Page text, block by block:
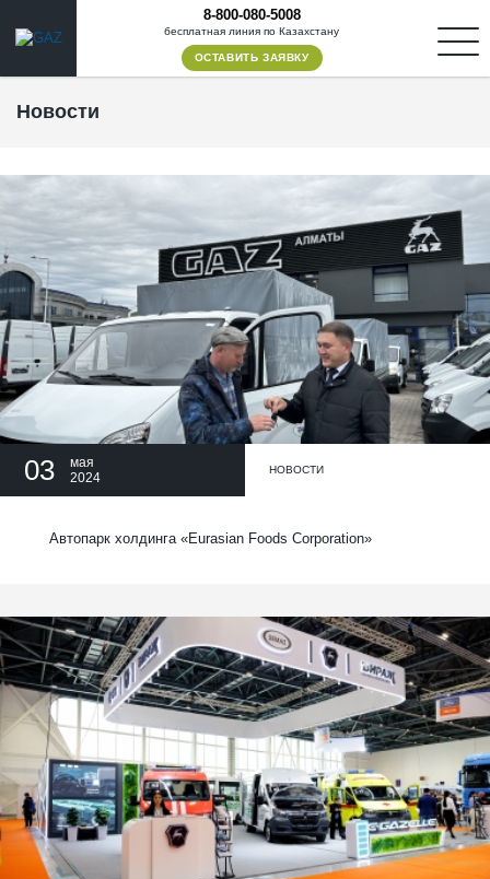
ОСТАВИТЬ ЗАЯВКУ
8-800-080-5008
бесплатная линия по Казахстану
Новости
03
мая
2024
НОВОСТИ
Автопарк холдинга «Eurasian Foods Corporation»